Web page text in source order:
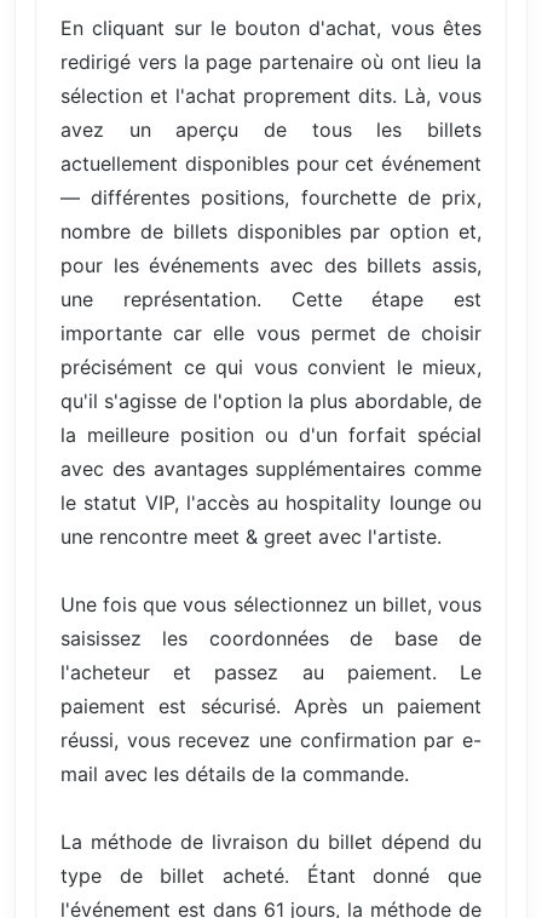
En cliquant sur le bouton d'achat, vous êtes
redirigé vers la page partenaire où ont lieu la
sélection et l'achat proprement dits. Là, vous
avez un aperçu de tous les billets
actuellement disponibles pour cet événement
— différentes positions, fourchette de prix,
nombre de billets disponibles par option et,
pour les événements avec des billets assis,
une représentation. Cette étape est
importante car elle vous permet de choisir
précisément ce qui vous convient le mieux,
qu'il s'agisse de l'option la plus abordable, de
la meilleure position ou d'un forfait spécial
avec des avantages supplémentaires comme
le statut VIP, l'accès au hospitality lounge ou
une rencontre meet & greet avec l'artiste.
Une fois que vous sélectionnez un billet, vous
saisissez les coordonnées de base de
l'acheteur et passez au paiement. Le
paiement est sécurisé. Après un paiement
réussi, vous recevez une confirmation par e-
mail avec les détails de la commande.
La méthode de livraison du billet dépend du
type de billet acheté. Étant donné que
l'événement est dans 61 jours, la méthode de